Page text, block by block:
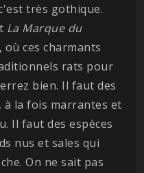
très gothique.
La Marque du
ces charmants
rats pour
bien. Il faut des
à la fois marrantes et
Il faut des espèces
nus et sales qui
On ne sait pas